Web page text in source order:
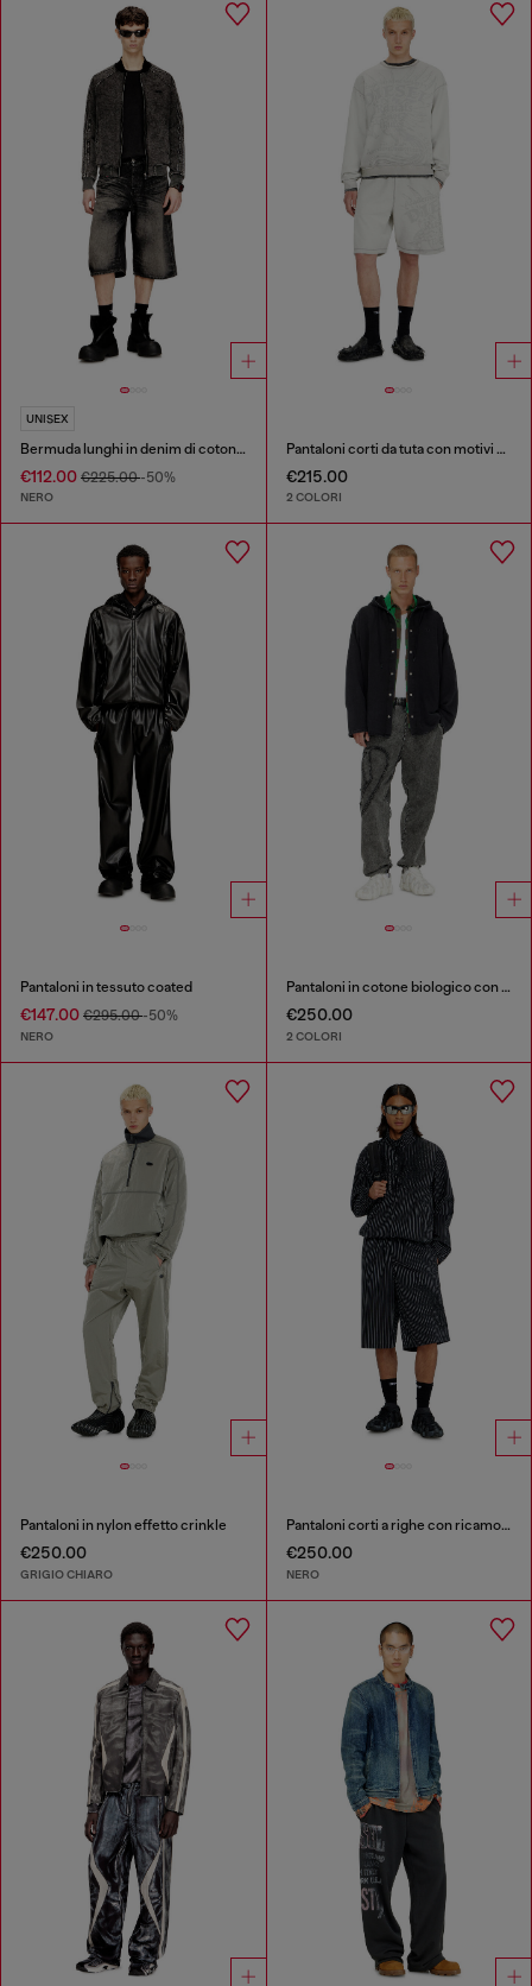
UNISEX
Bermuda lunghi in denim di cotone e canapa trattato
€112.00 €225.00-50%
NERO
Pantaloni corti da tuta con motivi dévoré
€215.00
2 COLORI
Pantaloni in tessuto coated
€147.00 €295.00-50%
NERO
Pantaloni in cotone biologico con patch Oval D
€250.00
2 COLORI
Pantaloni in nylon effetto crinkle
€250.00
GRIGIO CHIARO
Pantaloni corti a righe con ricamo Phoenix
€250.00
NERO